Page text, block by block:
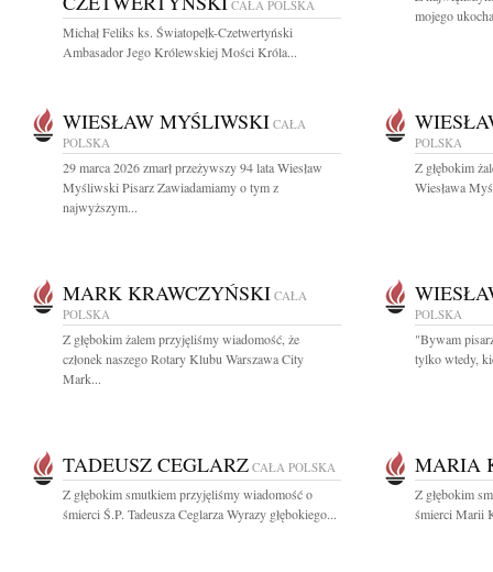
CAŁA POLSKA
Michał Feliks ks. Światopełk-Czetwertyński
Ambasador Jego Królewskiej Mości Króla...
mojego
WIESŁAW MYŚLIWSKI CAŁA
POLSKA
29 marca 2026 zmarł przeżywszy 94 lata Wiesław
Myśliwski Pisarz Zawiadamiamy o tym z
najwyższym...
POLSKA
Z głębokim
Wiesława
MARK KRAWCZYŃSKI CAŁA
POLSKA
Z głębokim żalem przyjęliśmy wiadomość, że
członek naszego Rotary Klubu Warszawa City
Mark...
POLSKA
"Bywam
tylko wtedy,
TADEUSZ CEGLARZ CAŁA POLSKA
Z głębokim smutkiem przyjęliśmy wiadomość o
śmierci Ś.P. Tadeusza Ceglarza Wyrazy głębokiego...
MARIA
Z głębokim
śmierci Marii